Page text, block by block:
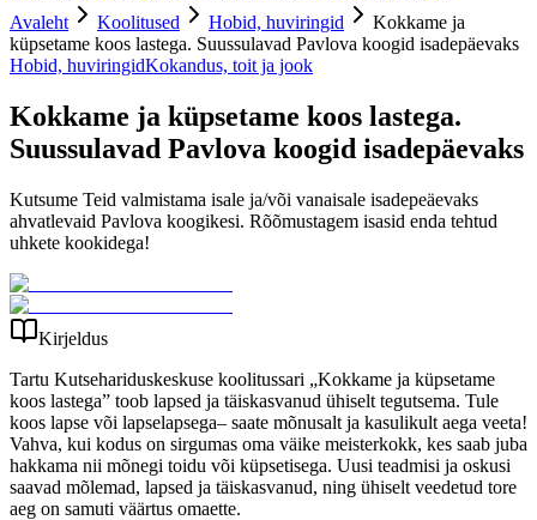
Avaleht
Koolitused Hobid, huviringid
Kokkame ja
küpsetame koos lastega. Suussulavad Pavlova koogid isadepäevaks
Hobid, huviringidKokandus, toit ja jook
Kokkame ja küpsetame koos lastega.
Suussulavad Pavlova koogid isadepäevaks
Kutsume Teid valmistama isale ja/või vanaisale isadepeäevaks
ahvatlevaid Pavlova koogikesi. Rõõmustagem isasid enda tehtud
uhkete kookidega!
Kirjeldus
Tartu Kutsehariduskeskuse koolitussari „Kokkame ja küpsetame
koos lastega” toob lapsed ja täiskasvanud ühiselt tegutsema. Tule
koos lapse või lapselapsega– saate mõnusalt ja kasulikult aega veeta!
Vahva, kui kodus on sirgumas oma väike meisterkokk, kes saab juba
hakkama nii mõnegi toidu või küpsetisega. Uusi teadmisi ja oskusi
saavad mõlemad, lapsed ja täiskasvanud, ning ühiselt veedetud tore
aeg on samuti väärtus omaette.